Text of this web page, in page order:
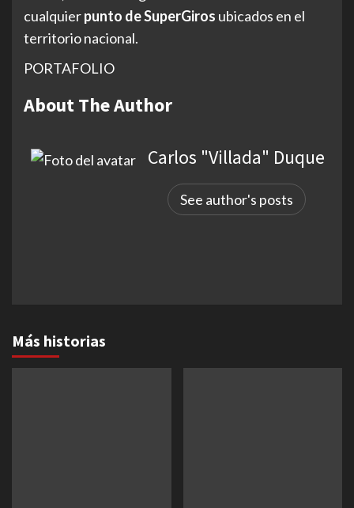
cualquierpunto de SuperGiros ubicados en el
territorio nacional.
PORTAFOLIO
About The Author
Carlos "Villada" Duque
See author's posts
Más historias